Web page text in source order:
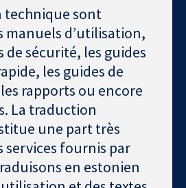
sont
manuels d’utilisation,
sécurité, les guides
les guides de
rapports ou encore
La traduction
une part très
services fournis par
en estonien